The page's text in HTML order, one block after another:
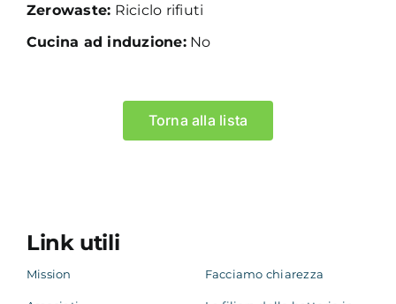
Zerowaste: Riciclo rifiuti
Cucina ad induzione:No
Torna alla lista
Link utili
Mission Facciamo chiarezza